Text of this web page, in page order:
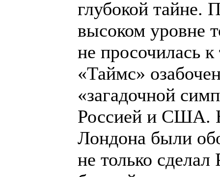
глубокой тайне.
высоком уровне
не просочилась
«Таймс»
«загадочной
Россией и США.
Лондона были
не только